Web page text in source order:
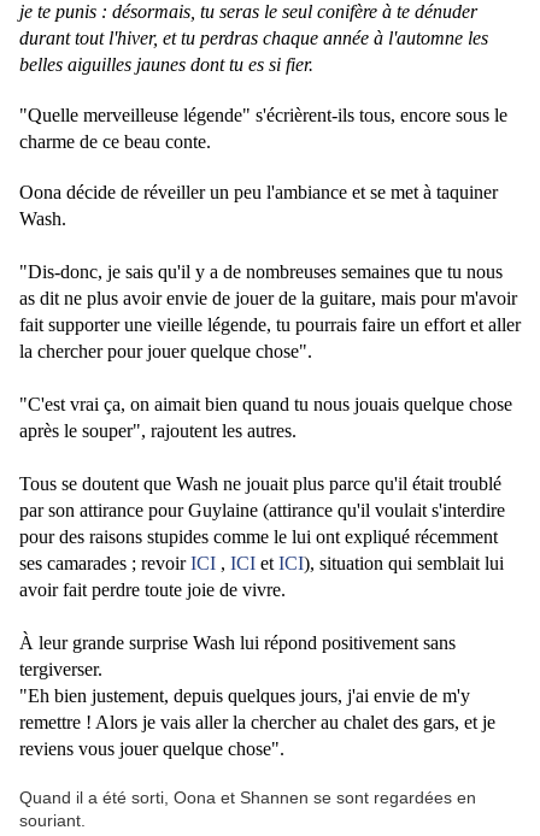
je te punis : désormais, tu seras le seul conifère à te dénuder
durant tout l'hiver, et tu perdras chaque année à l'automne les
belles aiguilles jaunes dont tu es si fier.
"Quelle merveilleuse légende" s'écrièrent-ils tous, encore sous le
charme de ce beau conte.
Oona décide de réveiller un peu l'ambiance et se met à taquiner
Wash.
"Dis-donc, je sais qu'il y a de nombreuses semaines que tu nous
as dit ne plus avoir envie de jouer de la guitare, mais pour m'avoir
fait supporter une vieille légende, tu pourrais faire un effort et aller
la chercher pour jouer quelque chose".
"C'est vrai ça, on aimait bien quand tu nous jouais quelque chose
après le souper", rajoutent les autres.
Tous se doutent que Wash ne jouait plus parce qu'il était troublé
par son attirance pour Guylaine (attirance qu'il voulait s'interdire
pour des raisons stupides comme le lui ont expliqué récemment
ses camarades ; revoirICI , ICI et ICI), situation qui semblait lui
avoir fait perdre toute joie de vivre.
À leur grande surprise Wash lui répond positivement sans
tergiverser.
"Eh bien justement, depuis quelques jours, j'ai envie de m'y
remettre ! Alors je vais aller la chercher au chalet des gars, et je
reviens vous jouer quelque chose".
Quand il a été sorti, Oona et Shannen se sont regardées en
souriant.